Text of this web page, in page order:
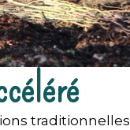
traditionnelles